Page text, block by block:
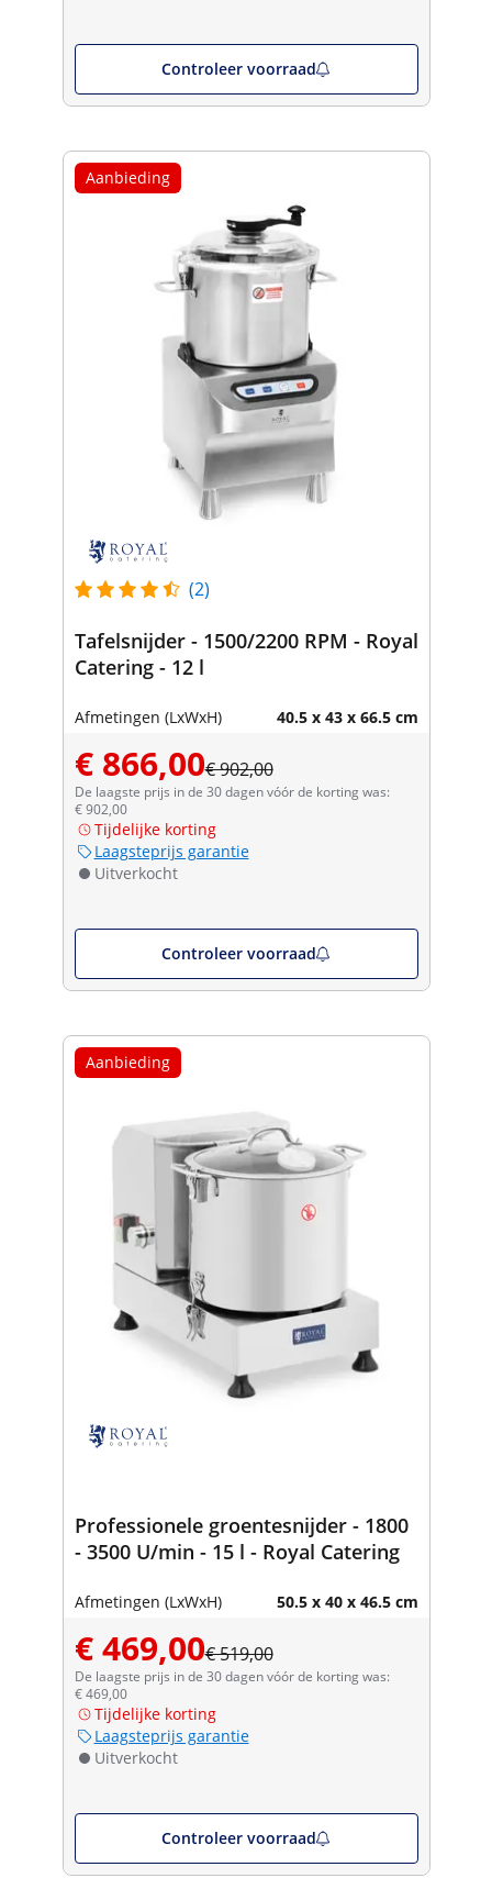
Controleer voorraad
Aanbieding
(2)
Tafelsnijder - 1500/2200 RPM - Royal
Catering - 12 l
Afmetingen (LxWxH) 40.5 x 43 x 66.5 cm
€ 866,00€ 902,00
De laagste prijs in de 30 dagen vóór de korting was:
€ 902,00
Tijdelijke korting
Laagsteprijs garantie
Uitverkocht
Controleer voorraad
Aanbieding
Professionele groentesnijder - 1800
- 3500 U/min - 15 l - Royal Catering
Afmetingen (LxWxH) 50.5 x 40 x 46.5 cm
€ 469,00€ 519,00
De laagste prijs in de 30 dagen vóór de korting was:
€ 469,00
Tijdelijke korting
Laagsteprijs garantie
Uitverkocht
Controleer voorraad